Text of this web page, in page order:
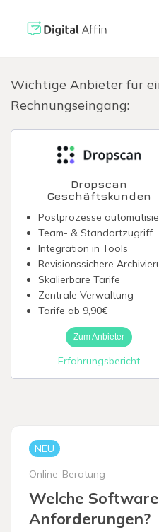
SOFTWARE-
Wichtige Anbieter für
Rechnungseingang:
Dropscan
Geschäftskunden
Postprozesse
Team- & Standortzugriff
Integration in Tools
Revisionssichere
Skalierbare Tarife
Zentrale Verwaltung
Tarife ab 9,90€
Zum Anbieter
Erfahrungsbericht
NEU
Online-Beratung
Welche
Anforderungen?